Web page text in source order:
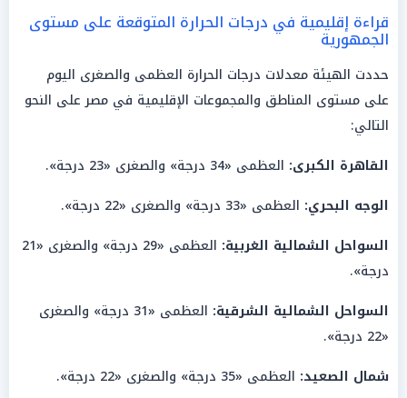
قراءة إقليمية في درجات الحرارة المتوقعة على مستوى
الجمهورية
حددت الهيئة معدلات درجات الحرارة العظمى والصغرى اليوم
على مستوى المناطق والمجموعات الإقليمية في مصر على النحو
التالي:
القاهرة الكبرى: العظمى «34 درجة» والصغرى «23 درجة».
الوجه البحري: العظمى «33 درجة» والصغرى «22 درجة».
السواحل الشمالية الغربية:
العظمى «29 درجة» والصغرى «21
درجة».
السواحل الشمالية الشرقية:
العظمى «31 درجة» والصغرى
«22 درجة».
شمال الصعيد: العظمى «35 درجة» والصغرى «22 درجة».